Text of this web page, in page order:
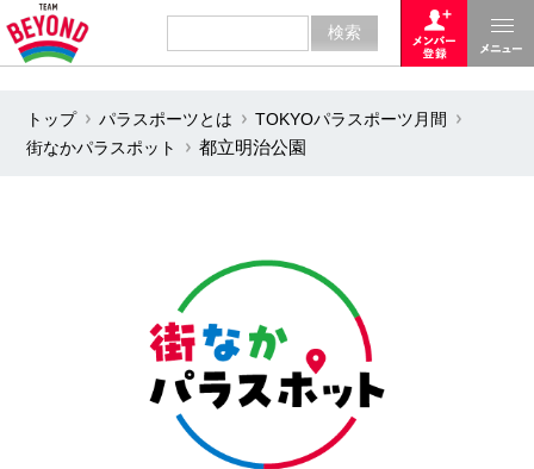
トップ パラスポーツとは
TOKYOパラスポーツ月間
街なかパラスポット
都立明治公園